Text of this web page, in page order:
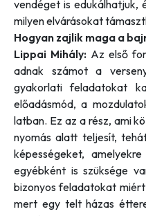
vendéget is edukálhatjuk,
milyen elvárásokat
Hogyan zajlik maga a
Lippai Mihály: Az első
adnak számot a
gyakorlati feladatokat
előadásmód, a
latban. Ez az a rész, ami
nyomás alatt teljesít,
képességeket,
egyébként is szüksége
bizonyos feladatokat
mert egy telt házas